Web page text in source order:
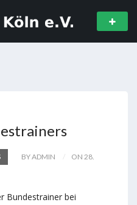
BY ADMIN
ON 28.
Bundestrainer bei